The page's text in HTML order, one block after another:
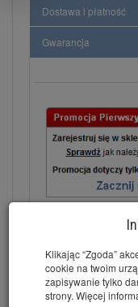
Dostawa i płatność
Gwarancja
Kod
Wydajność
Kolor
Klikając “Zgoda”
cookie na twoim
zapisywanie tylko
strony. Więcej